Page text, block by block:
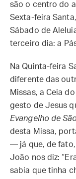
são o centro do
Sexta-feira
Sábado de
terceiro dia: a
Na Quinta-feira
diferente das
Missas, a Ceia
gesto de Jesus
Evangelho de
desta Missa,
— já que, de fato,
João nos diz:
sabia que tinha